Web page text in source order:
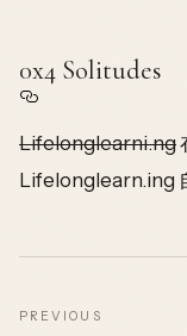
0x4 Solitudes
Lifelonglearni.ng
Lifelonglearn.ing
PREVIOUS